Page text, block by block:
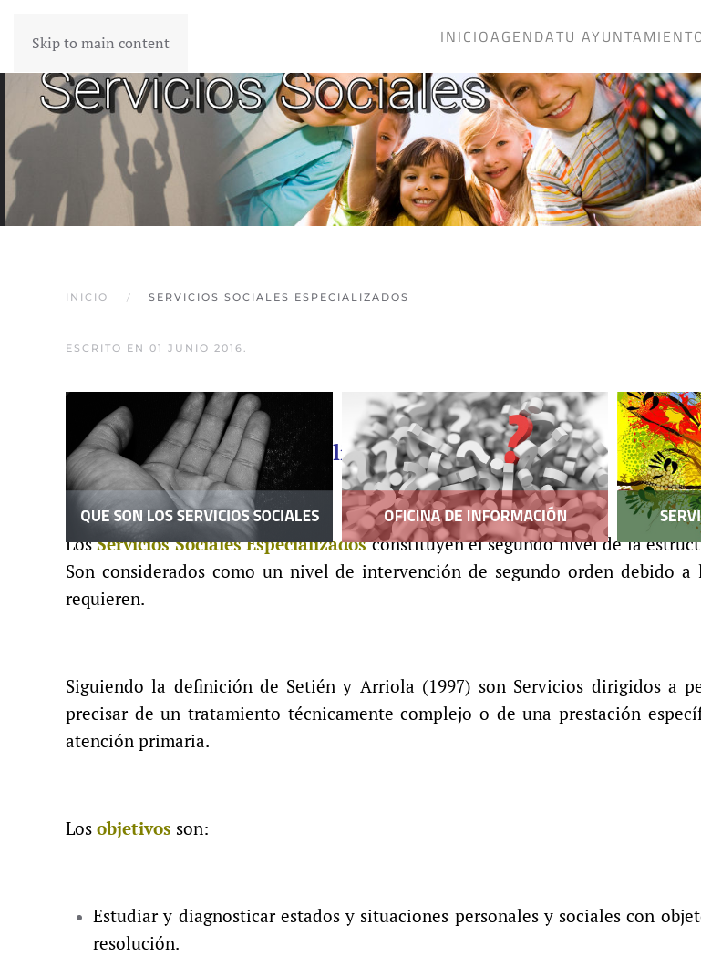
Skip to main content INICIOAGENDATU
INICIO SERVICIOS SOCIALES ESPECIALIZADOS
ESCRITO EN 01 JUNIO 2016.
Servicios Sociales Especializados: Qué son
LosServicios Sociales Especializadosconstituyen el segundo nivel de la
Son considerados como un nivel de intervención de segundo orden debido
requieren.
Siguiendo la definición de Setién y Arriola (1997) son Servicios dirigidos a
precisar de un tratamiento técnicamente complejo o de una prestación
atención primaria.
Los objetivos son:
Estudiar y diagnosticar estados y situaciones personales y sociales con
resolución.